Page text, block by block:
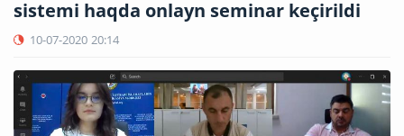
sistemi haqda onlayn seminar keçirildi
10-07-2020 20:14